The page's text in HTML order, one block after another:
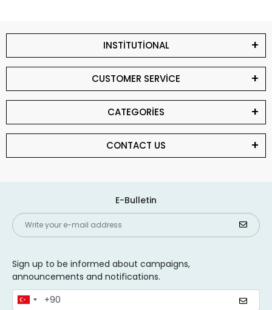
INSTİTUTİONAL
CUSTOMER SERVİCE
CATEGORİES
CONTACT US
E-Bulletin
Sign up to be informed about campaigns,
announcements and notifications.